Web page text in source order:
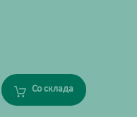
Со склада